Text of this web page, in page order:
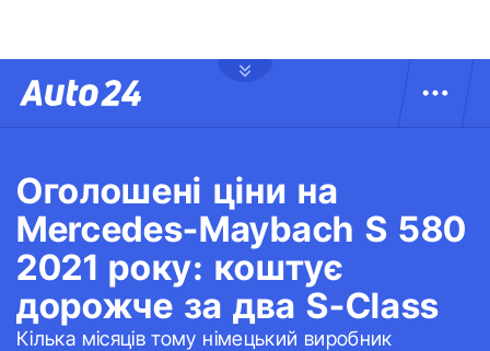
Оголошені ціни на
Mercedes-Maybach S 580
2021 року: коштує
дорожче за два S-Class
Кілька місяців тому німецький виробник